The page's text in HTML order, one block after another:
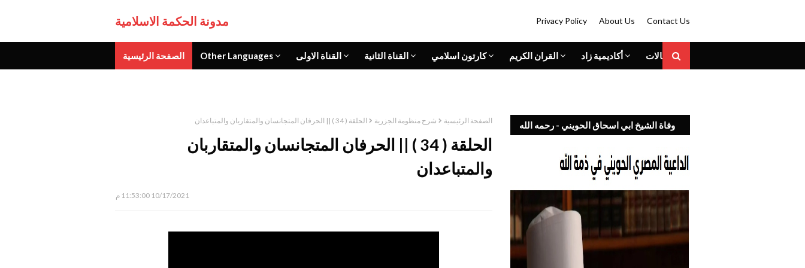
مدونة الحكمة الاسلامية Privacy Policy About Us Contact Us
الصفحة الرئيسية Other Languages القناة الاولى القناة الثانية كارتون اسلامي القران الكريم أكاديمية زاد المقالات
الصفحة الرئيسية شرح منظومة الجزرية الحلقة ( 34 ) || الحرفان المتجانسان والمتقاربان والمتباعدان
الحلقة ( 34 ) || الحرفان المتجانسان والمتقاربان
والمتباعدان
10/17/2021 11:53:00 م
وفاة الشيخ ابي اسحاق الحويني - رحمه الله